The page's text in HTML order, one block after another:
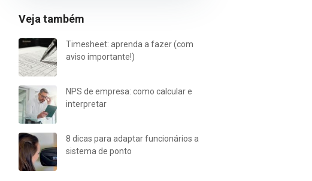
Veja também
Timesheet: aprenda a fazer (com
aviso importante!)
NPS de empresa: como calcular e
interpretar
8 dicas para adaptar funcionários a
sistema de ponto